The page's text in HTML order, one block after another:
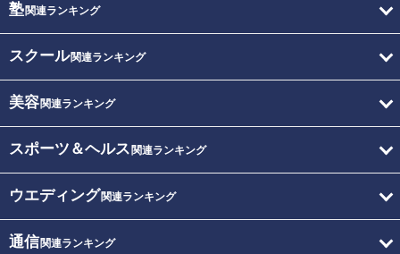
塾関連ランキング
スクール関連ランキング
美容関連ランキング
スポーツ＆ヘルス 関連ランキング
ウエディング関連ランキング
通信関連ランキング